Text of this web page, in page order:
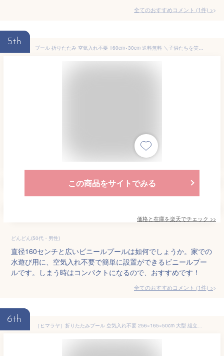
全てのおすすめコメント (1件) >
5th
プール 折りたたみ 空気入れ不要 160cm×30cm 送料無料 ＼子供たちを笑顔にするプール／ 犬用プール 犬 プール ペットプール ビニールプール ベランダ 屋内 家庭用プール 夏 夏休み 【平日14時・土日祝11時迄のご注文決済確定で当日発送】
この商品をサイトでみる
価格と在庫を楽天でチェック >>
どんどん(50代・男性)
直径160センチと広いビニールプールは如何でしょうか。家での
水遊び用に、空気入れ不要で簡単に設置ができるビニールプー
ルです。しまう時はコンパクトになるので、おすすめです！
全てのおすすめコメント (1件) >
6th
［ヒマラヤ］折りたたみプール 空気入れ不要 256×165×50cm 大型 組立簡単 家庭用 子供用 大人用 ビニール FOLDING_POOL ネイビー ２５６ フォールディング